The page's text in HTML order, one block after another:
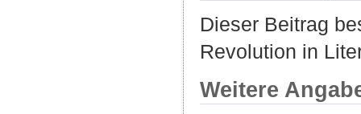
Dieser Beitrag
Revolution in
Weitere